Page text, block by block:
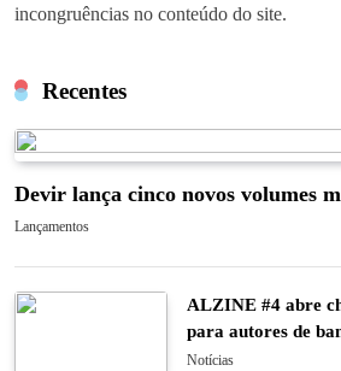
incongruências no conteúdo do site.
Recentes
Devir lança cinco novos volumes
Lançamentos
ALZINE #4 abre
para autores de
ilustração
Notícias